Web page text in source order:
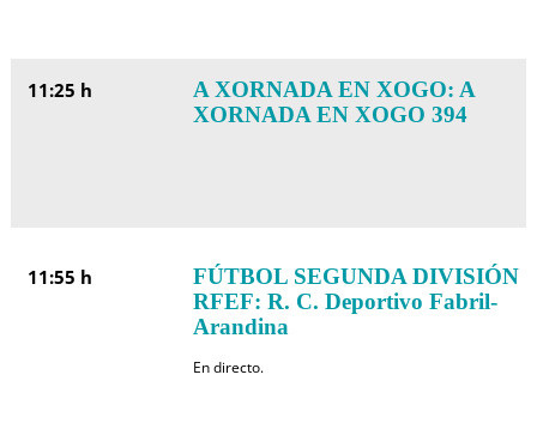
11:25 h
A XORNADA EN XOGO: A
XORNADA EN XOGO 394
11:55 h
FÚTBOL SEGUNDA DIVISIÓN
RFEF: R. C. Deportivo Fabril-
Arandina
En directo.